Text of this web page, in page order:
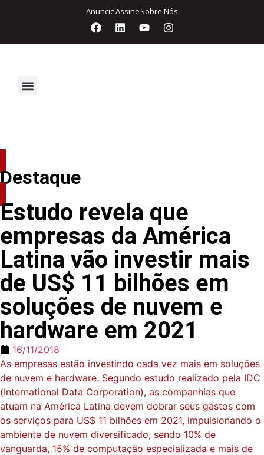
AnuncieAssineSobre Nós
Destaque
Estudo revela que
empresas da América
Latina vão investir mais
de US$ 11 bilhões em
soluções de nuvem e
hardware em 2021
16/11/2018
As empresas estão investindo cada vez mais em soluções
de nuvem e hardware. Segundo estudo realizado pela IDC
(International Data Corporation), as companhias que
atuam na América Latina devem dobrar seus gastos com
os serviços para US$ 11 bilhões em 2021, impulsionando o
ambiente de nuvem diversificado, sendo 10% de
vanguarda, 15% de computação especializada e mais de